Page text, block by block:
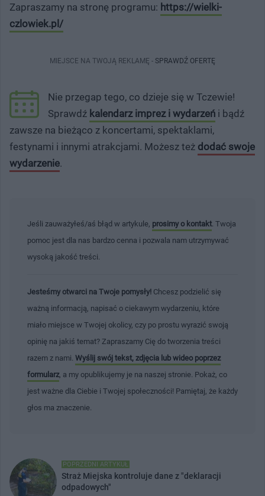
Zapraszamy na stronę programu: https://wielki-
czlowiek.pl/
MIEJSCE NA TWOJĄ REKLAMĘ - SPRAWDŹ OFERTĘ
Nie przegap tego, co dzieje się w Tczewie!
Sprawdź kalendarz imprez i wydarzeń i bądź
zawsze na bieżąco z koncertami, spektaklami,
festynami i innymi atrakcjami. Możesz też dodać swoje
wydarzenie.
Jeśli zauważyłeś/aś błąd w artykule, prosimy o kontakt . Twoja
pomoc jest dla nas bardzo cenna i pozwala nam utrzymywać
wysoką jakość treści.
Jesteśmy otwarci na Twoje pomysły! Chcesz podzielić się
ważną informacją, napisać o ciekawym wydarzeniu, które
miało miejsce w Twojej okolicy, czy po prostu wyrazić swoją
opinię na jakiś temat? Zapraszamy Cię do tworzenia treści
razem z nami. Wyślij swój tekst, zdjęcia lub wideo poprzez
formularz , a my opublikujemy je na naszej stronie. Pokaż, co
jest ważne dla Ciebie i Twojej społeczności! Pamiętaj, że każdy
głos ma znaczenie.
POPRZEDNI ARTYKUŁ
Straż Miejska kontroluje dane z "deklaracji
odpadowych"